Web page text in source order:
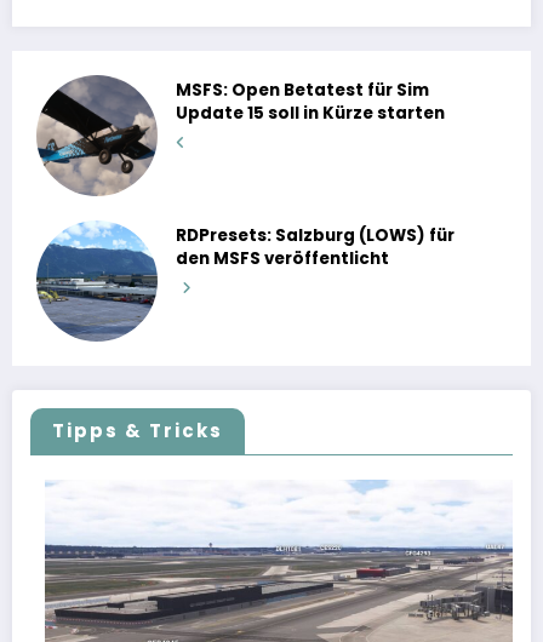
MSFS: Open Betatest für Sim
Update 15 soll in Kürze starten
RDPresets: Salzburg (LOWS) für
den MSFS veröffentlicht
Tipps & Tricks